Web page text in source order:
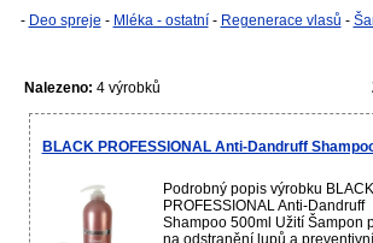
- Deo spreje - Mléka - ostatní- Regenerace vlasů -
Nalezeno: 4 výrobků
BLACK PROFESSIONAL Anti-Dandruff
Podrobný popis výrobku BLACK
PROFESSIONAL Anti-Dandruff
Shampoo 500ml Užití Šampon
na odstranění lupů a preventivní